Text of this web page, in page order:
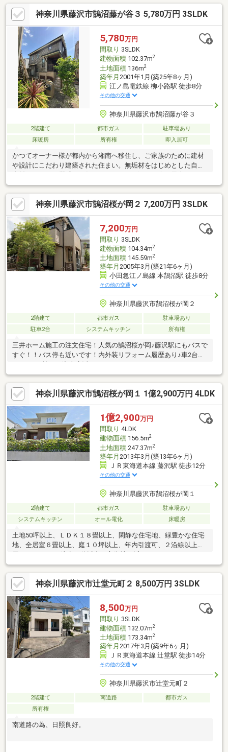
お子様との時間、毎日の暮らしを彩ります。●広々とした玄関土
間にはペレットストーブを設置。やさしい暖かさが、冬の暮らし
に癒しとくつろぎをもたらします。●漆喰壁や無垢材などの天然
素材を採用。住むほどに風合いが増し、経年変化と愛着を育てら
れる住まいです。●駐車2台・住宅性能評価取得。デザイン性・性
能・住環境のバランスに優れ、永く安心して暮らせます。
神奈川県藤沢市鵠沼藤が谷３ 5,780万円 3SLDK
5,780万円
間取り 3SLDK
建物面積102.37m2
土地面積136m2
築年月 2001年1月(築25年8ヶ月)
江ノ島電鉄線 柳小路駅 徒歩8分
その他の交通
神奈川県藤沢市鵠沼藤が谷３
2階建て 都市ガス
駐車場あり
床暖房
所有権 即入居可
かつてオーナー様が都内から湘南へ移住し、ご家族のために建材
や設計にこだわり建築された住まい。無垢材をはじめとした自然
近年の住宅ではなかなか味わえない魅力です。第一種低層住居専
用地域の落ち着いた街並みの中で、穏やかな湘南暮らしを実現で
きます。江ノ電「柳小路」駅徒歩8分、小田急江ノ島線「本鵠沼」
駅徒歩11分と交通利便性にも恵まれ、藤沢駅も利用可能。海や緑
を身近に感じながら、日常の利便性も享受できる魅力的なロケー
ションです。大切に住み継がれてきたこの家を、これからも愛着
を持って育てていただける方へ。
神奈川県藤沢市鵠沼桜が岡２ 7,200万円 3SLDK
7,200万円
間取り 3SLDK
建物面積104.34m2
土地面積145.59m2
築年月 2005年3月(築21年6ヶ月)
小田急江ノ島線 本鵠沼駅 徒歩8分
その他の交通
神奈川県藤沢市鵠沼桜が岡２
2階建て 都市ガス
駐車場あり
駐車2台
システムキッチン 所有権
三井ホーム施工の注文住宅！人気の鵠沼桜が岡♪藤沢駅にもバスで
すぐ！！バス停も近いです！内外装リフォーム履歴あり♪車2台停
神奈川県藤沢市鵠沼桜が岡１ 1億2,900万円 4LDK
1億2,900万円
間取り 4LDK
建物面積156.5m2
土地面積247.37m2
築年月 2013年3月(築13年6ヶ月)
ＪＲ東海道本線 藤沢駅 徒歩12分
その他の交通
神奈川県藤沢市鵠沼桜が岡１
2階建て 都市ガス
駐車場あり
システムキッチン
オール電化 床暖房
土地50坪以上、ＬＤＫ１８畳以上、閑静な住宅地、緑豊かな住宅
地、全居室６畳以上、庭１０坪以上、年内引渡可、２沿線以上利
ン、浴室乾燥機、陽当り良好、全居室収納、総合病院 徒歩10分以
内、和室、整形地、庭、シャワー付洗面化粧台、対面式キッチ
ン、セキュリティ充実、ワイドバルコニー、トイレ２ヶ所、浴室
１坪以上、２階建、２面以上バルコニー、南面バルコニー、複層
ガラス、全室南向き、温水洗浄便座、南庭、床下収納、浴室に
窓、吹抜け、ＴＶモニタ付インターホン、通風良好、パントリー
（食器・食品の収納庫）、ウォークインクローゼット、ＩＨクッ
キングヒーター、シューズ
神奈川県藤沢市辻堂元町２ 8,500万円 3SLDK
8,500万円
間取り 3SLDK
建物面積132.07m2
土地面積173.34m2
築年月 2017年3月(築9年6ヶ月)
ＪＲ東海道本線 辻堂駅 徒歩14分
その他の交通
神奈川県藤沢市辻堂元町２
2階建て 南道路
都市ガス
所有権
南道路の為、日照良好。